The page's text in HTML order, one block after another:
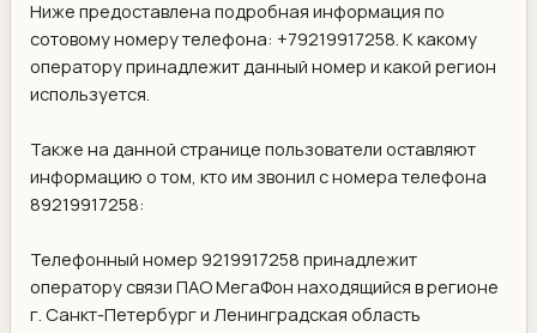
Ниже предоставлена подробная информация по
сотовому номеру телефона: +79219917258. К какому
оператору принадлежит данный номер и какой регион
используется.
Также на данной странице пользователи оставляют
информацию о том, кто им звонил с номера телефона
89219917258:
Телефонный номер 9219917258 принадлежит
оператору связи ПАО МегаФон находящийся в регионе
г. Санкт-Петербург и Ленинградская область